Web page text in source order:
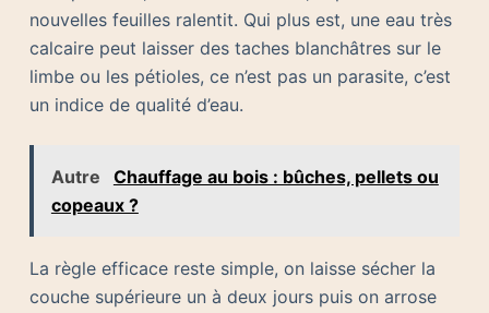
nouvelles feuilles ralentit. Qui plus est, une eau très
calcaire peut laisser des taches blanchâtres sur le
limbe ou les pétioles, ce n’est pas un parasite, c’est
un indice de qualité d’eau.
Autre
Chauffage au bois : bûches, pellets ou
copeaux ?
La règle efficace reste simple, on laisse sécher la
couche supérieure un à deux jours puis on arrose